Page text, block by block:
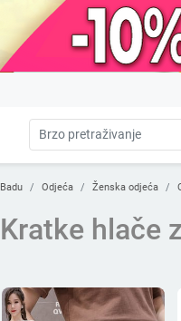
Badu Odjeća Ženska odjeća
Kratke hlače